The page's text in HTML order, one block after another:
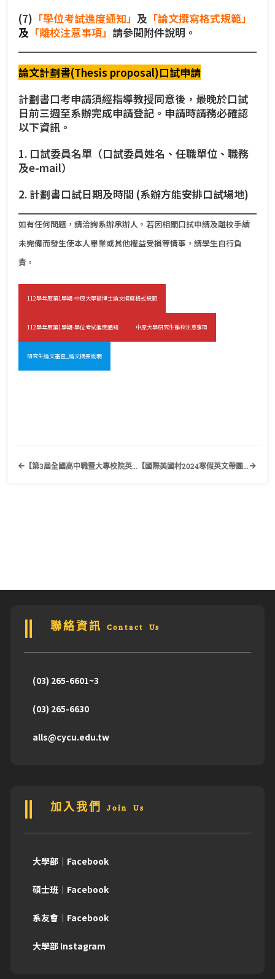
(7) 「學位考試進度通知」 及 「論文撰寫格式規範」
及 「離校注意事項」 請參閱附件說明。
論文計劃書(Thesis proposal)口試申請
計劃書口考申請須經指導教授同意後，最晚於口試
日前三週至系辦完成申請登記。申請時請務必確認
以下資訊。
1. 口試委員名單（口試委員姓名、任職單位、職務
及e-mail）
2. 計劃書口試日期及時間 (系辦方能安排口試場地)
如有任何問題，請洽詢系辦承辦人。若因相關口試申請及離校手續
未完備而發生使本人畢業或其他權益受損等情事，請學生自行負
責。
112學年度第1學期-中原大學碩博士論文撰寫格式規範
112學年度第1學期-學位考試進度通知 中原大學研究生離校注意事項
研究生論文審查_論文摘要說明
【第3屆全國高中職暨大專校院英語繪本創意教學競賽】歡迎有興趣的同學踴躍報名參加！ 【國際美國村2024寒假英文帶團助教應聘中】歡迎有興趣的同學踴躍報名參加！
聯絡資訊 Contact Us
(03) 265-6601~3
(03) 265-6630
alls@cycu.edu.tw
加入我們 Join Us
大學部｜Facebook
碩士班｜Facebook
系友會｜Facebook
大學部 Instagram